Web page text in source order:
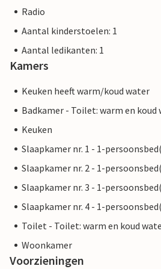
Radio
Aantal kinderstoelen: 1
Aantal ledikanten: 1
Kamers
Keuken heeft warm/koud water
Badkamer - Toilet: warm en koud
Keuken
Slaapkamer nr. 1 - 1-
Slaapkamer nr. 2 - 1-
Slaapkamer nr. 3 - 1-
Slaapkamer nr. 4 - 1-
Toilet - Toilet: warm en koud
Woonkamer
Voorzieningen